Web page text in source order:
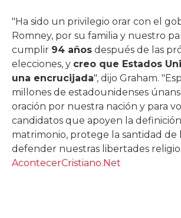
"Ha sido un privilegio orar con el
Romney, por su familia y nuestro
cumplir 94 años después de las
elecciones, y creo que Estados
una encrucijada", dijo Graham.
millones de estadounidenses
oración por nuestra nación y para
candidatos que apoyen la
matrimonio, protege la santidad de
defender nuestras libertades
AcontecerCristiano.Net